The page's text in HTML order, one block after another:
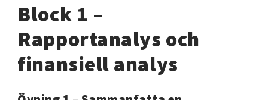
Block 1 –
Rapportanalys och
finansiell analys